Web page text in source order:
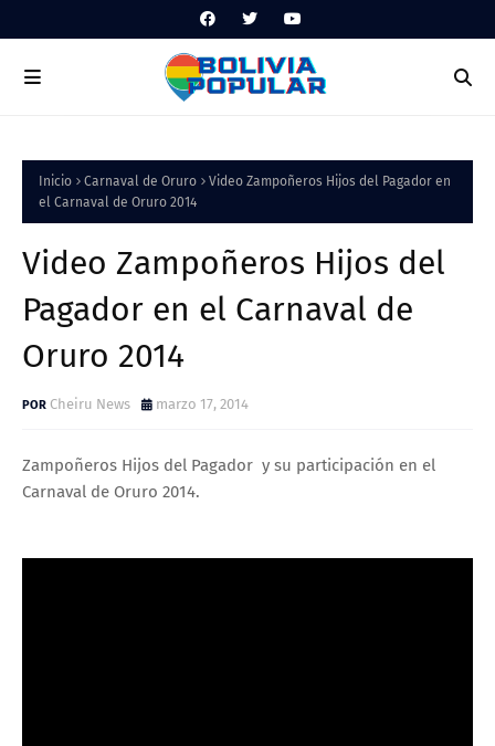
Inicio Carnaval de Oruro
Video Zampoñeros Hijos del Pagador en
el Carnaval de Oruro 2014
Video Zampoñeros Hijos del
Pagador en el Carnaval de
Oruro 2014
Cheiru News marzo 17, 2014
Zampoñeros Hijos del Pagador y su participación en el
Carnaval de Oruro 2014.